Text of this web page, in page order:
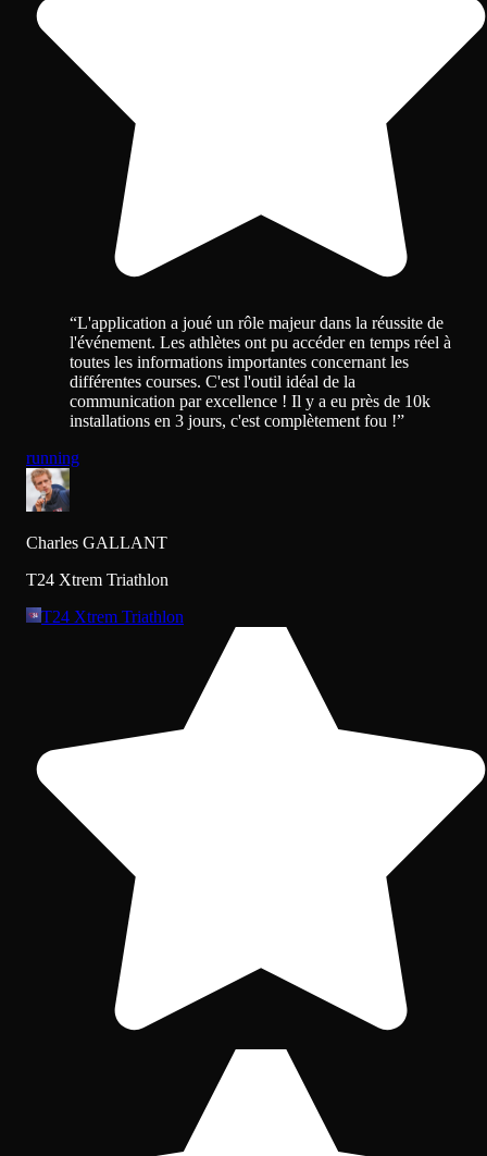
“L'application a joué un rôle majeur dans la réussite de
l'événement. Les athlètes ont pu accéder en temps réel à
toutes les informations importantes concernant les
différentes courses. C'est l'outil idéal de la
communication par excellence ! Il y a eu près de 10k
installations en 3 jours, c'est complètement fou !”
running
Charles GALLANT
T24 Xtrem Triathlon
T24 Xtrem Triathlon